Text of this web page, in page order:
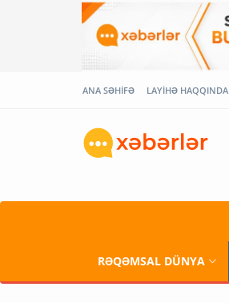
ANA SƏHİFƏ LAYİHƏ HAQQINDA
RƏQƏMSAL DÜNYA